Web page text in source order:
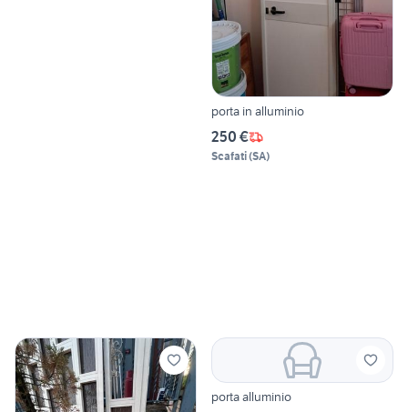
porta in alluminio
250 €
Scafati(SA)
porta alluminio